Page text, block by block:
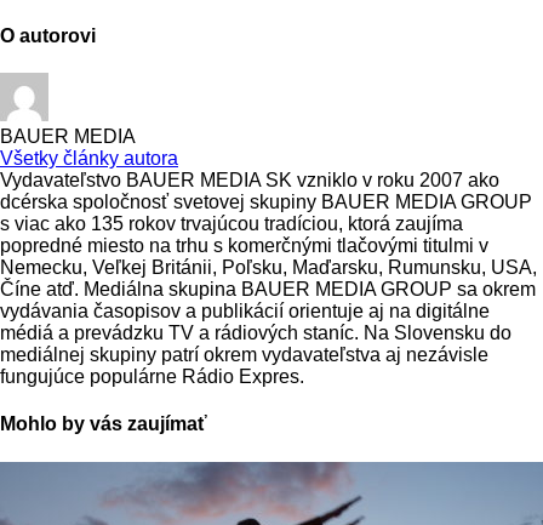
O autorovi
BAUER MEDIA
Všetky články autora
Vydavateľstvo BAUER MEDIA SK vzniklo v roku 2007 ako
dcérska spoločnosť svetovej skupiny BAUER MEDIA GROUP
s viac ako 135 rokov trvajúcou tradíciou, ktorá zaujíma
popredné miesto na trhu s komerčnými tlačovými titulmi v
Nemecku, Veľkej Británii, Poľsku, Maďarsku, Rumunsku, USA,
Číne atď. Mediálna skupina BAUER MEDIA GROUP sa okrem
vydávania časopisov a publikácií orientuje aj na digitálne
médiá a prevádzku TV a rádiových staníc. Na Slovensku do
mediálnej skupiny patrí okrem vydavateľstva aj nezávisle
fungujúce populárne Rádio Expres.
Mohlo by vás zaujímať